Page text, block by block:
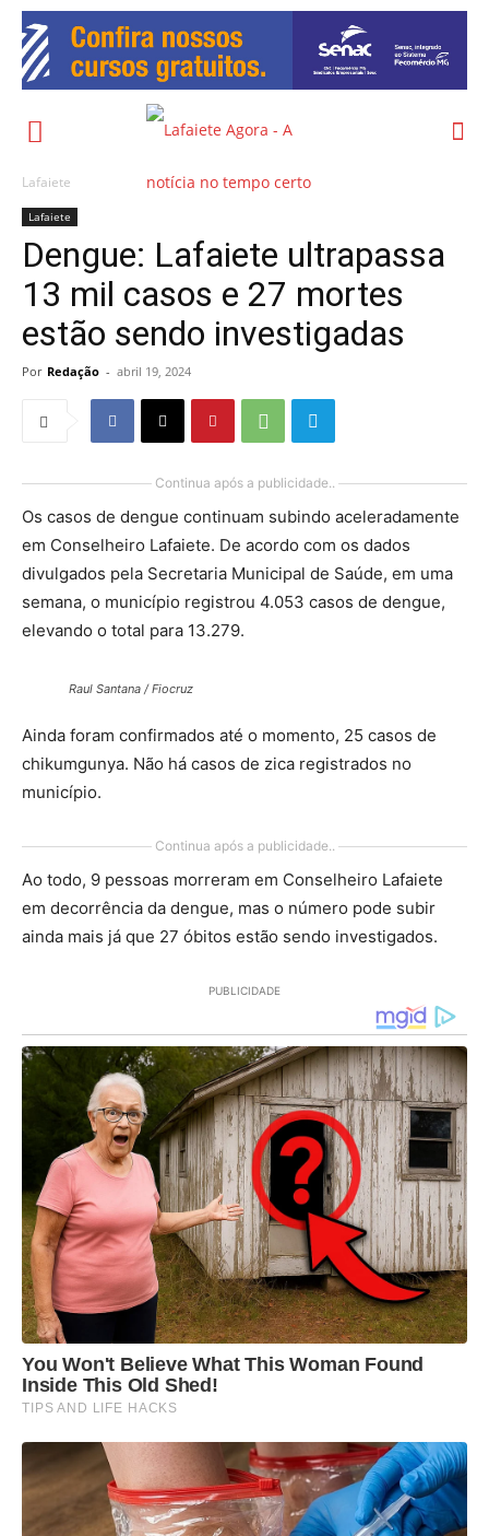
Lafaiete
Lafaiete
Dengue: Lafaiete ultrapassa
13 mil casos e 27 mortes
estão sendo investigadas
Por Redação - abril 19, 2024
Continua após a publicidade..
Os casos de dengue continuam subindo aceleradamente
em Conselheiro Lafaiete. De acordo com os dados
divulgados pela Secretaria Municipal de Saúde, em uma
semana, o município registrou 4.053 casos de dengue,
elevando o total para 13.279.
Raul Santana / Fiocruz
Ainda foram confirmados até o momento, 25 casos de
chikumgunya. Não há casos de zica registrados no
município.
Continua após a publicidade..
Ao todo, 9 pessoas morreram em Conselheiro Lafaiete
em decorrência da dengue, mas o número pode subir
ainda mais já que 27 óbitos estão sendo investigados.
PUBLICIDADE